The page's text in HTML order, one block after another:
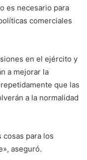
es necesario para
comerciales
en el ejército y
a mejorar la
que las
a la normalidad
cosas para los
aseguró.